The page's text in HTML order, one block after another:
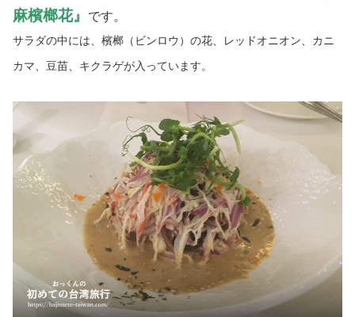
麻檳榔花』
です。
サラダの中には、檳榔（ビンロウ）の花、レッドオニオン、カニ
カマ、豆苗、キクラゲが入っています。